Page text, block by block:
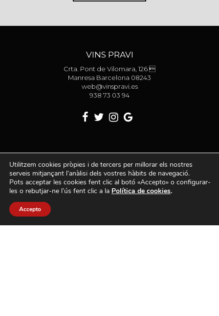
VINS PRAVI
Crta. Pont de Vilomara, 126 
Manresa Barcelona 08243
web@vinspravi.es
938 73 03 94
MAGATZEM
BLOG
CONTACTE
AVÍS LEGAL I POLÍTICA DE PRIVACITAT
Utilitzem cookies pròpies i de tercers per millorar els nostres
serveis mitjançant l’anàlisi dels vostres hàbits de navegació.
Pots acceptar les cookies fent clic al botó «Accepto» o configurar-
les o rebutjar-ne l’ús fent clic a la Política de cookies.
Accepto